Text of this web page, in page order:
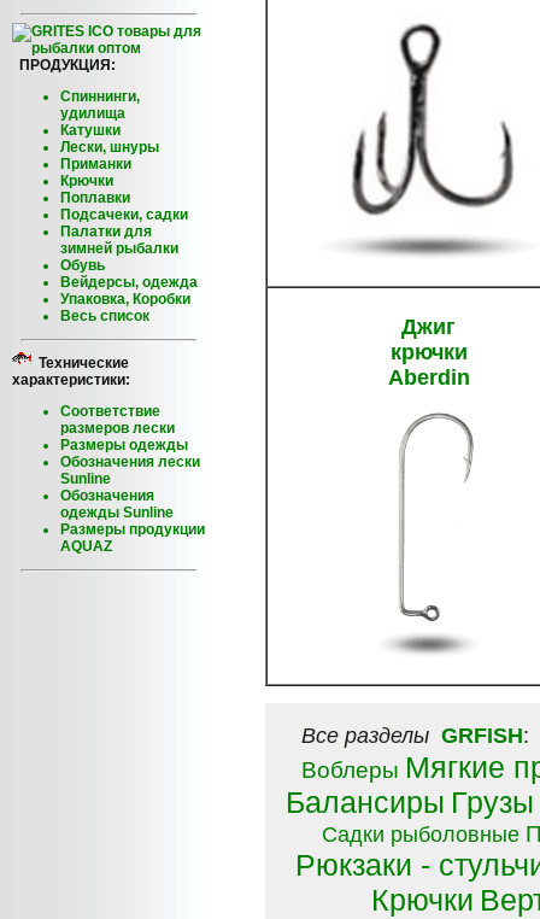
ПРОДУКЦИЯ:
Спиннинги,
удилища
Катушки
Лески, шнуры
Приманки
Крючки
Поплавки
Подсачеки, садки
Палатки для
зимней рыбалки
Обувь
Вейдерсы, одежда
Упаковка, Коробки
Весь список
Технические
характеристики:
Соответствие
размеров лески
Размеры одежды
Обозначения лески
Sunline
Обозначения
одежды Sunline
Размеры продукции
AQUAZ
Джиг
крючки
Aberdin
Все разделы GRFISH:
Воблеры Мягкие
Балансиры Грузы
Садки рыболовные
Рюкзаки -
Крючки